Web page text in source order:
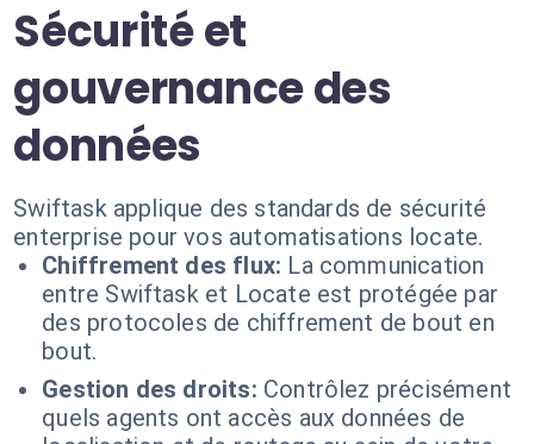
Sécurité et
gouvernance des
données
Swiftask applique des standards de sécurité
enterprise pour vos automatisations locate.
Chiffrement des flux: La communication
entre Swiftask et Locate est protégée par
des protocoles de chiffrement de bout en
bout.
Gestion des droits: Contrôlez précisément
quels agents ont accès aux données de